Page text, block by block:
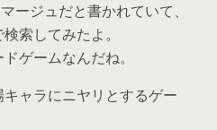
ージュだと書かれていて、
索してみたよ。
ゲームなんだね。
ャラにニヤリとするゲー